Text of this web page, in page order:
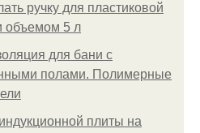
ручку для пластиковой
объемом 5 л
для бани с
полами. Полимерные
плиты на